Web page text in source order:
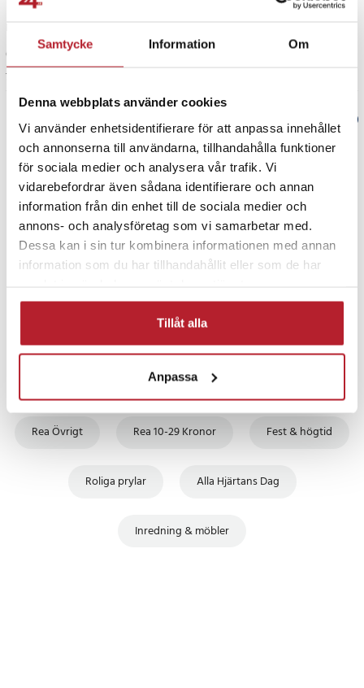
Samtycke Information Om
Denna webbplats använder cookies
Vi använder enhetsidentifierare för att anpassa innehållet
och annonserna till användarna, tillhandahålla funktioner
för sociala medier och analysera vår trafik. Vi
vidarebefordrar även sådana identifierare och annan
information från din enhet till de sociala medier och
annons- och analysföretag som vi samarbetar med.
Dessa kan i sin tur kombinera informationen med annan
information som du har tillhandahållit eller som de har
Tillåt alla
Anpassa
Översatt från danska
7 år sedan
Verified by Trustvoice
PRISGARANTI
UTFÖRSÄLJNING
Fortsätt att fynda
Övriga fritidsprodukter
Rea Övrigt Rea 10-29 Kronor Fest & högtid
Roliga prylar Alla Hjärtans Dag
Inredning & möbler